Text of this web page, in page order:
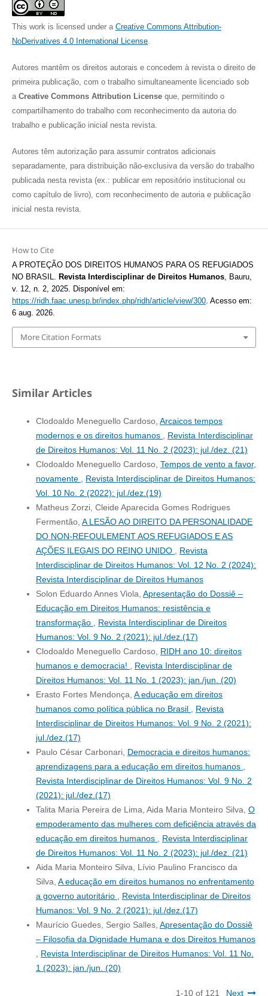
This work is licensed under a Creative Commons Attribution-
NoDerivatives 4.0 International License.
Autores mantêm os direitos autorais e concedem à revista o direito de
primeira publicação, com o trabalho simultaneamente licenciado sob
a Creative Commons Attribution Licenseque, permitindo o
compartilhamento do trabalho com reconhecimento da autoria do
trabalho e publicação inicial nesta revista.
Autores têm autorização para assumir contratos adicionais
separadamente, para distribuição não-exclusiva da versão do trabalho
publicada nesta revista (ex.: publicar em repositório institucional ou
como capítulo de livro), com reconhecimento de autoria e publicação
inicial nesta revista.
How to Cite
A PROTEÇÃO DOS DIREITOS HUMANOS PARA OS REFUGIADOS
NO BRASIL. Revista Interdisciplinar de Direitos Humanos, Bauru,
v. 12, n. 2, 2025. Disponível em:
https://ridh.faac.unesp.br/index.php/ridh/article/view/300. Acesso em:
6 aug. 2026.
More Citation Formats
Similar Articles
Clodoaldo Meneguello Cardoso, Arcaicos tempos
modernos e os direitos humanos
Revista Interdisciplinar
de Direitos Humanos: Vol. 11 No. 2 (2023): jul./dez. (21)
Clodoaldo Meneguello Cardoso, Tempos de vento a favor,
novamente
Revista Interdisciplinar de Direitos Humanos:
Vol. 10 No. 2 (2022): jul./dez.(19)
Matheus Zorzi, Cleide Aparecida Gomes Rodrigues
Fermentão, A LESÃO AO DIREITO DA PERSONALIDADE
DO NON-REFOULEMENT AOS REFUGIADOS E AS
AÇÕES ILEGAIS DO REINO UNIDO
Revista
Interdisciplinar de Direitos Humanos: Vol. 12 No. 2 (2024):
Revista Interdisciplinar de Direitos Humanos
Solon Eduardo Annes Viola, Apresentação do Dossiê –
Educação em Direitos Humanos: resistência e
transformação
Revista Interdisciplinar de Direitos
Humanos: Vol. 9 No. 2 (2021): jul./dez.(17)
Clodoaldo Meneguello Cardoso, RIDH ano 10: direitos
humanos e democracia!
Revista Interdisciplinar de
Direitos Humanos: Vol. 11 No. 1 (2023): jan./jun. (20)
Erasto Fortes Mendonça, A educação em direitos
humanos como política pública no Brasil
Revista
Interdisciplinar de Direitos Humanos: Vol. 9 No. 2 (2021):
jul./dez.(17)
Paulo César Carbonari, Democracia e direitos humanos:
aprendizagens para a educação em direitos humanos
Revista Interdisciplinar de Direitos Humanos: Vol. 9 No. 2
(2021): jul./dez.(17)
Talita Maria Pereira de Lima, Aida Maria Monteiro Silva, O
empoderamento das mulheres com deficiência através da
educação em direitos humanos
Revista Interdisciplinar
de Direitos Humanos: Vol. 11 No. 2 (2023): jul./dez. (21)
Aida Maria Monteiro Silva, Lívio Paulino Francisco da
Silva, A educação em direitos humanos no enfrentamento
a governo autoritário
Revista Interdisciplinar de Direitos
Humanos: Vol. 9 No. 2 (2021): jul./dez.(17)
Maurício Guedes, Sergio Salles, Apresentação do Dossiê
– Filosofia da Dignidade Humana e dos Direitos Humanos
Revista Interdisciplinar de Direitos Humanos: Vol. 11 No.
1 (2023): jan./jun. (20)
1-10 of 121 Next